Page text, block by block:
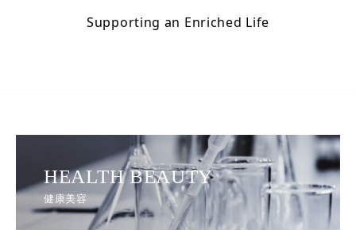
Supporting an Enriched Life
HEALTH BEAUTY
健康美容